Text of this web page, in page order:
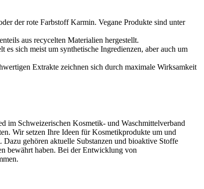
der rote Farbstoff Karmin. Vegane Produkte sind unter
aus recycelten Materialien hergestellt.
sich meist um synthetische Ingredienzen, aber auch um
Extrakte zeichnen sich durch maximale Wirksamkeit
im Schweizerischen Kosmetik- und Waschmittelverband
Wir setzen Ihre Ideen für Kosmetikprodukte um und
gehören aktuelle Substanzen und bioaktive Stoffe
bewährt haben. Bei der Entwicklung von